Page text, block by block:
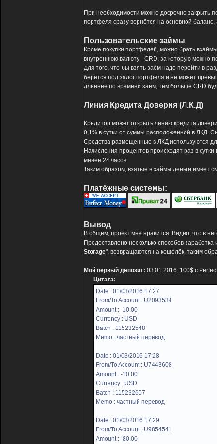
При необходимости можно досрочно закрыть
портфеля сразу вернётся на основной
Пользовательские займы
Кроме покупки портфелей, можно брать
внутреннюю валюту - CRD, за которую можно
Для того, что-бы взять заём надо перейти в
берётся под залог портфеля и не может
длиннее по времени заём, тем больше CRD
Линия Кредита Доверия (Л.К.Д)
Кредитор может открыть линию кредита
0,1% в сутки от суммы расположенной в ЛКД.
Средства размещенные в ЛКД используются
Начисления процентов происходят раз в
менее 24 часов.
Таким образом, взятые в займы деньги имеет
Платёжные системы:
Вывод
В общем, проект мне нравится. Видно, что в
Предоставлено несколько способов
Storage", возвращаются на кошелёк, таким
Мой первый депозит: 03.01.2016: 100$ с
Цитата:
Date : 01/03/2016 17:27
From/To Account : U2093534
Amount : -10.00
Currency : USD
Batch : 115232548
Memo : частный перевод
Date : 01/03/2016 17:28
From/To Account : U7443608
Amount : -10.00
Currency : USD
Batch : 115232607
Memo : частный перевод
Date : 01/03/2016 17:29
From/To Account : U9854541
Amount : -80.00